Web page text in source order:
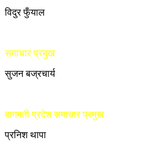
विदुर फुँयाल
समाचार प्रमुख
सुजन बज्रचार्य
बागमती प्रदेश समाचार प्रमुख
प्रनिश थापा